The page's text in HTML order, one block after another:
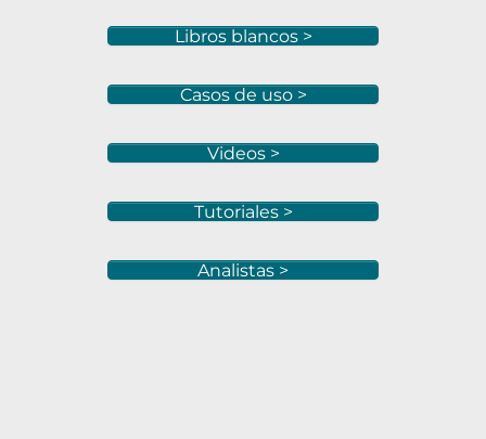
Libros blancos >
Casos de uso >
Videos >
Tutoriales >
Analistas >